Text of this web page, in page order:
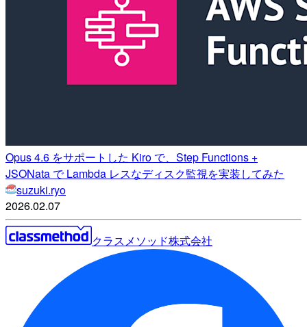
Opus 4.6 をサポートした Kiro で、Step Functions +
JSONata で Lambda レスなディスク監視を実装してみた
suzuki.ryo
2026.02.07
クラスメソッド株式会社